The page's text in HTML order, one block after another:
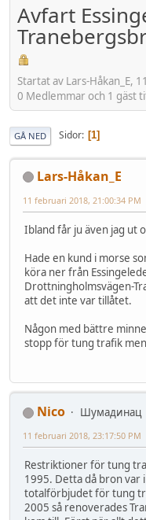
Avfart
Startat av Lars-Håkan_E,
0 Medlemmar och 1 gäst
GÅ NED Sidor 1
Lars-Håkan_E
11 februari 2018, 21:00:34 PM
Ibland får ju även jag ut
Hade en kund i morse
köra ner från
Drottningholmsvägen-
att det inte var tillåtet.
Någon med bättre
stopp för tung trafik
Nico Шумадинац
11 februari 2018, 23:17:50 PM
Restriktioner för tung
1995. Detta då bron var
totalförbjudet för tung
2005 så renoverades